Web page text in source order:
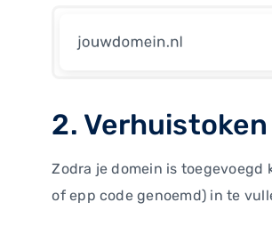
2.
Zodra je domein is toegevoegd
of epp code genoemd) in te